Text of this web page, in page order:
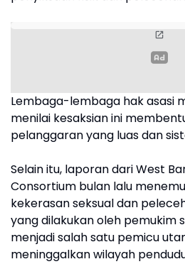
Lembaga-lembaga hak asasi
menilai kesaksian ini
pelanggaran yang luas dan
Selain itu, laporan dari West
Consortium bulan lalu
kekerasan seksual dan
yang dilakukan oleh pemukim
menjadi salah satu pemicu
meninggalkan wilayah